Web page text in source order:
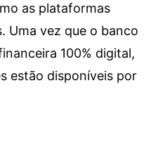
as plataformas
Uma vez que o banco
100% digital,
estão disponíveis por